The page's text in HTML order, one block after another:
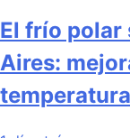
El frío polar
Aires: